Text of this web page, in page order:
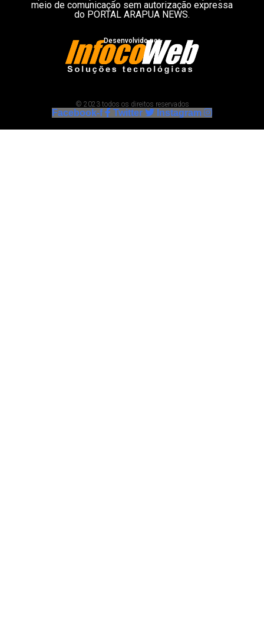
meio de comunicação sem autorização expressa
do PORTAL ARAPUA NEWS.
Desenvolvido por
© 2023 todos os direitos reservados
Facebook-f Twitter Instagram